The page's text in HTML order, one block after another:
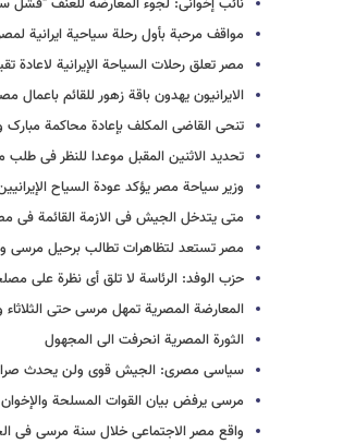
نائب إخوانی: لجوء المعارضة للعنف "فشل
مواقف مرحبة بأول رحلة سیاحیة ایرانیة
مصر تعلق رحلات السیاحة الإیرانیة لاعادة
الایرانیون یهدون باقة زهور للقائم باعمال
تنحی القاضی المکلف بإعادة محاکمة مبارک
تحدید الاثنین المقبل موعدا للنظر فی طلب
وزیر سیاحة مصر یؤکد عودة السیاح
متى یتدخل الجیش فی الازمة القائمة فی
مصر تستعد لتظاهرات تطالب برحیل مرسی
حزب الوفد: الرئاسة لا تلق أی نظرة على
المعارضة المصریة تمهل مرسی حتى
الثورة المصریة انحرفت الى المجهول
سیاسی مصری: الجیش قوی ولن یحدث
مرسی یرفض بیان القوات المسلحة
واقع مصر الاجتماعی خلال سنة مرسی فی